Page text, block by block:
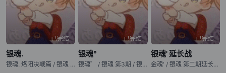
已完结
银魂.
银魂. 烙阳决戦篇 / 银魂 第4期
已完结
银魂°
银魂゜ / 银魂 第3期 / 银魂 第3期 / Gintama°
已完结
银魂' 延长战
金魂' / 银魂 第二期延长战 / 银魂' 延长戦